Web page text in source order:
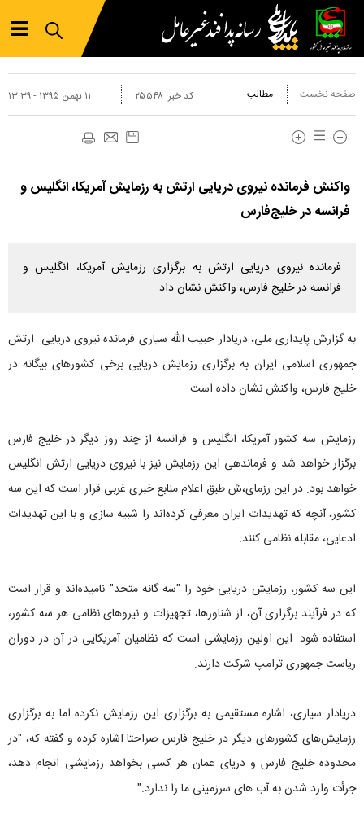
صفحه نخست مطالب ۱۱ بهمن ۱۳۹۵ - ۱۳:۳۹ کد خبر: ۲۵۵۴۸
واکنش فرمانده نیروی دریایی ارتش به رزمایش آمریکا، انگلیس و
فرانسه در خلیج‌فارس
فرمانده نیروی دریایی ارتش به برگزاری رزمایش آمریکا، انگلیس و
فرانسه در خلیج فارس، واکنش نشان داد.
به گزارش پایداری ملی، دریادار حبیب الله سیاری فرمانده نیروی دریایی ارتش
جمهوری اسلامی ایران به برگزاری رزمایش دریایی برخی کشورهای بیگانه در
خلیج فارس، واکنش نشان داده است.
رزمایش سه کشور آمریکا، انگلیس و فرانسه از چند روز دیگر در خلیج فارس
برگزار خواهد شد و فرماندهی این رزمایش نیز با نیروی دریایی ارتش انگلیس
خواهد بود. در این رزمای،ش طبق اعلام منابع خبری غربی قرار است که این سه
کشور، آنچه که تهدیدات ایران معرفی کرده‌اند را شبیه سازی و با این تهدیدات
ادعایی، مقابله نظامی کنند.
این سه کشور، رزمایش دریایی خود را "سه گانه متحد" نامیده‌اند و قرار است
که در فرآیند برگزاری آن، از شناورها، تجهیزات و نیروهای نظامی هر سه کشور،
استفاده شود. این اولین رزمایشی است که نظامیان آمریکایی در آن در دوران
ریاست جمهوری ترامپ شرکت دارند.
دریادار سیاری، اشاره‌ مستقیمی به برگزاری این رزمایش نکرده اما به برگزاری
رزمایش‌های کشورهای دیگر در خلیج فارس صراحتا اشاره کرده و گفته که، "در
محدوده خلیج فارس و دریای عمان هر کسی بخواهد رزمایشی انجام دهد،
جرأت وارد شدن به آب های سرزمینی ما را ندارد."